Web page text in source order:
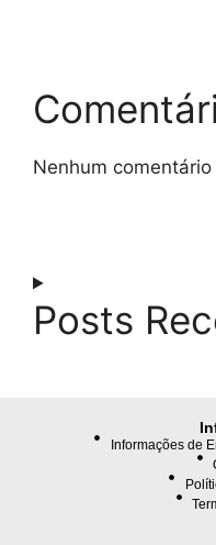
Nenhum
Posts
Informações de